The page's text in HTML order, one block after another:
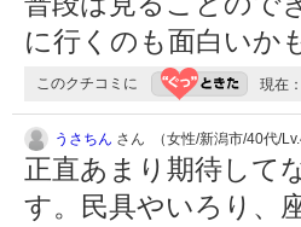
に行くのも面白いか
このクチコミに 現在：
うさちん さん （女性/新潟市/40代/
正直あまり期待して
す。民具やいろり、